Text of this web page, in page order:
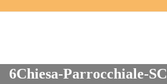
6Chiesa-Parrocchiale-